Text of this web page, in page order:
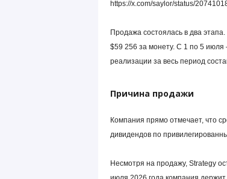
https://x.com/saylor/status/
Продажа состоялась в два
$59 256 за монету. С 1 по 5
реализации за весь период
Причина продажи
Компания прямо отмечает, что
дивидендов по
Несмотря на продажу, Strategy